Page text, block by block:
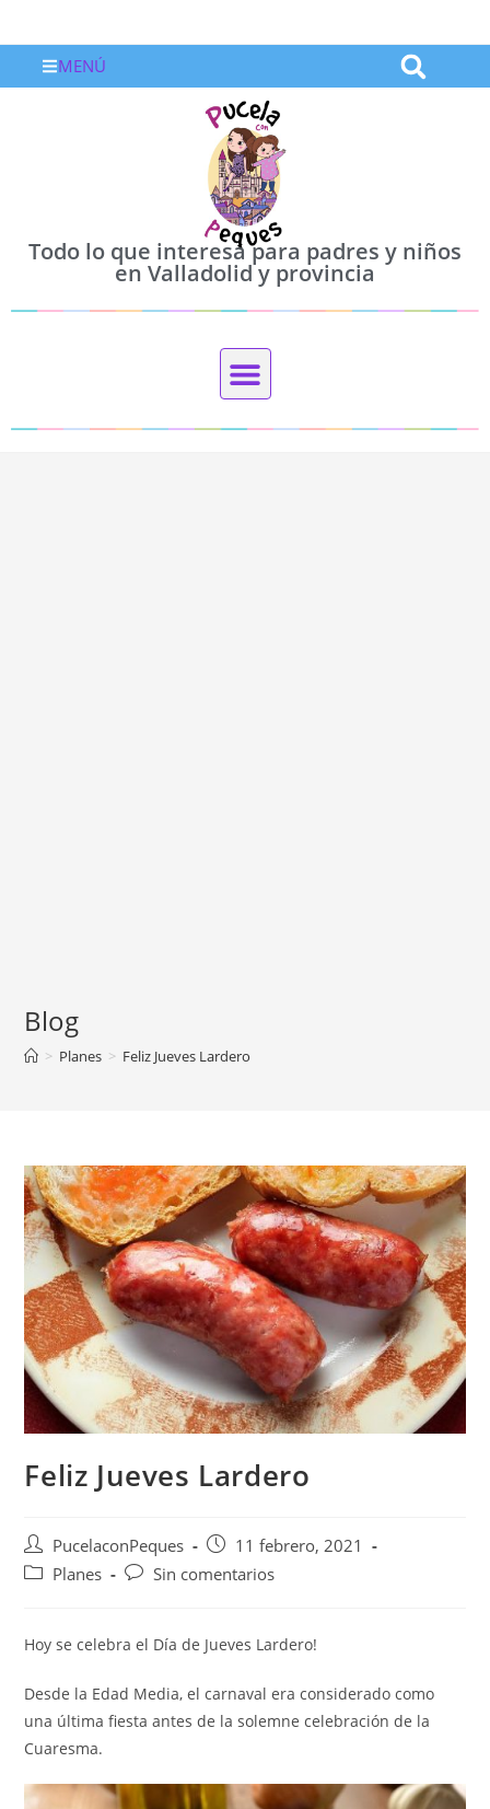
MENÚ
Todo lo que interesa para padres y niños
en Valladolid y provincia
Blog
> Planes > Feliz Jueves Lardero
Feliz Jueves Lardero
PucelaconPeques
11 febrero, 2021
Planes
Sin comentarios
Hoy se celebra el Día de Jueves Lardero!
Desde la Edad Media, el carnaval era considerado como
una última fiesta antes de la solemne celebración de la
Cuaresma.